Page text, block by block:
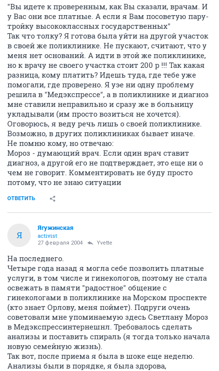
"Вы идете к проверенным, как Вы сказали, врачам. И
у Вас они все платные. А если я Вам посоветую пару-
тройку высококлассных государственных"
Так что толку? Я готова была уйти на другой участок
в своей же поликлинике. Не пускают, считают, что у
меня нет оснований. А идти в этой же поликлинике,
но к врачу не своего участка стоит 200 р !!! Так какая
разница, кому платить? Идешь туда, где тебе уже
помогали, где проверено. Я уэе ни одну проблему
решила в "Медэкспрессе", а в поликлинике и диагноз
мне ставили неправильно и сразу же в больницу
укладывали (им просто возиться не хочется).
Оговорюсь, я веду речь лишь о своей поликлинике.
Возможно, в других поликлиниках бывает иначе.
Не помню кому, но отвечаю:
Мороз - думающий врач. Если один врач ставит
диагноз, а другой его не подтверждает, это еще ни о
чем не говорит. Комментировать не буду просто
потому, что не знаю ситуации
ОТВЕТИТЬ
Я
Ягужинская
activist
27 февраля 2004 Yvette
На последнего.
Четыре года назад я могла себе позволить платные
услуги, в том числе и гинекологов, поэтому не стала
освежать в памяти "радостное" общение с
гинекологами в поликлинике на Морском проспекте
(кто знает Орлову, меня поймет). Подруги очень
советовали мне упоминаемую здесь Светлану Мороз
в Медэкспрессинтернешнл. Требовалось сделать
анализы и поставить спираль (я тогда только начала
новую семейную жизнь).
Так вот, после приема я была в шоке еще неделю.
Анализы были в порядке, я была здорова,